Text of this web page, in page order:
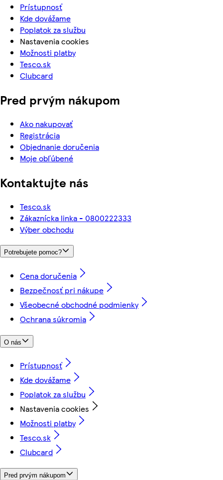
Prístupnosť
Kde dovážame
Poplatok za službu
Nastavenia cookies
Možnosti platby
Tesco.sk
Clubcard
Pred prvým nákupom
Ako nakupovať
Registrácia
Objednanie doručenia
Moje obľúbené
Kontaktujte nás
Tesco.sk
Zákaznícka linka - 0800222333
Výber obchodu
Potrebujete pomoc?
Cena doručenia
Bezpečnosť pri nákupe
Všeobecné obchodné podmienky
Ochrana súkromia
O nás
Prístupnosť
Kde dovážame
Poplatok za službu
Nastavenia cookies
Možnosti platby
Tesco.sk
Clubcard
Pred prvým nákupom